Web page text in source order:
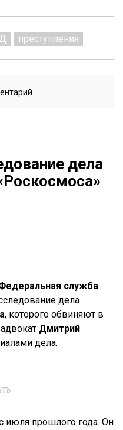
преступления
дела
служба
дела
, которого обвиняют в
Дмитрий
дела.
июля прошлого года. Он